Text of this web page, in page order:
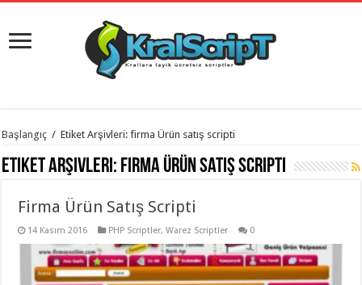
istanbul
evden
eve
organizasyon
evden
taşımacılık,
Başlangıç / Etiket Arşivleri: firma Ürün satış scripti
Etiket Arşivleri: firma Ürün satış scripti
Firma Ürün Satış Scripti
14 Kasım 2016 PHP Scriptler,Warez Scriptler 0